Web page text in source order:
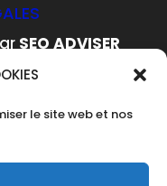
le site web et nos
SEO ADVISER
courtier
de France